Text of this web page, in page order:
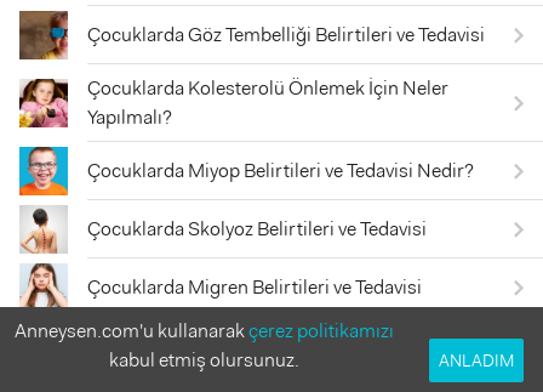
Çocuklarda Göz Tembelliği Belirtileri ve Tedavisi
Çocuklarda Kolesterolü Önlemek İçin Neler
Yapılmalı?
Çocuklarda Miyop Belirtileri ve Tedavisi Nedir?
Çocuklarda Skolyoz Belirtileri ve Tedavisi
Çocuklarda Migren Belirtileri ve Tedavisi
Bebeklerde Kafa Travması Neden Olur, Belirtileri
Neler?
Anneysen.com'u kullanarakçerez politikamızı
kabul etmiş olursunuz.
ANLADIM